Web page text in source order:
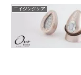
エイジングケア